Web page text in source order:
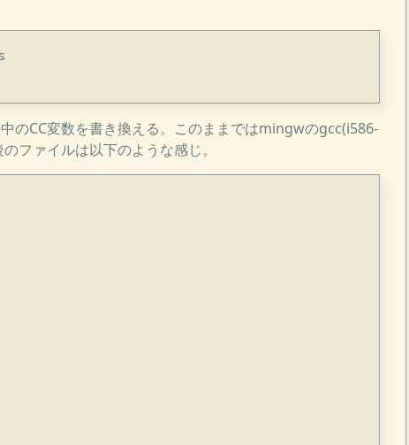
CC変数を書き換える。このままではmingwのgcc(i586-
ファイルは以下のような感じ。